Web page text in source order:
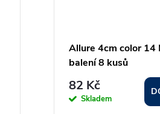
Allure 4cm color 14
balení 8 kusů
82 Kč
Skladem